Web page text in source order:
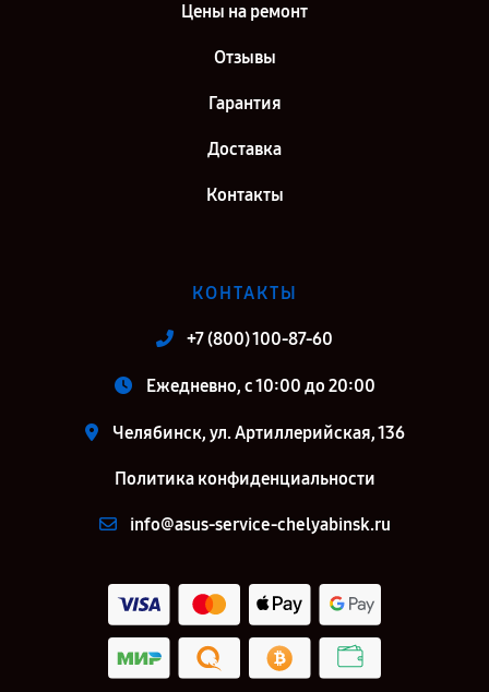
Цены на ремонт
Отзывы
Гарантия
Доставка
Контакты
КОНТАКТЫ
+7 (800) 100-87-60
Ежедневно, с 10:00 до 20:00
Челябинск, ул. Артиллерийская, 136
Политика конфиденциальности
info@asus-service-chelyabinsk.ru